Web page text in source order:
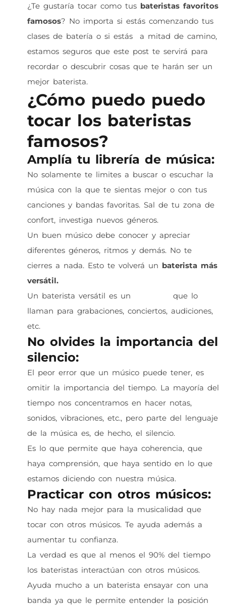
¿Te gustaría tocar como tus bateristas favoritos
famosos? No importa si estás comenzando tus
clases de batería o si estás a mitad de camino,
estamos seguros que este post te servirá para
recordar o descubrir cosas que te harán ser un
mejor baterista.
¿Cómo puedo puedo
tocar los bateristas
famosos?
Amplía tu librería de música:
No solamente te limites a buscar o escuchar la
música con la que te sientas mejor o con tus
canciones y bandas favoritas. Sal de tu zona de
confort, investiga nuevos géneros.
Un buen músico debe conocer y apreciar
diferentes géneros, ritmos y demás. No te
cierres a nada. Esto te volverá un baterista más
versátil.
Un baterista versátil es un
que lo
llaman para grabaciones, conciertos, audiciones,
etc.
No olvides la importancia del
silencio:
El peor error que un músico puede tener, es
omitir la importancia del tiempo. La mayoría del
tiempo nos concentramos en hacer notas,
sonidos, vibraciones, etc., pero parte del lenguaje
de la música es, de hecho, el silencio.
Es lo que permite que haya coherencia, que
haya comprensión, que haya sentido en lo que
estamos diciendo con nuestra música.
Practicar con otros músicos:
No hay nada mejor para la musicalidad que
tocar con otros músicos. Te ayuda además a
aumentar tu confianza.
La verdad es que al menos el 90% del tiempo
los bateristas interactúan con otros músicos.
Ayuda mucho a un baterista ensayar con una
banda ya que le permite entender la posición